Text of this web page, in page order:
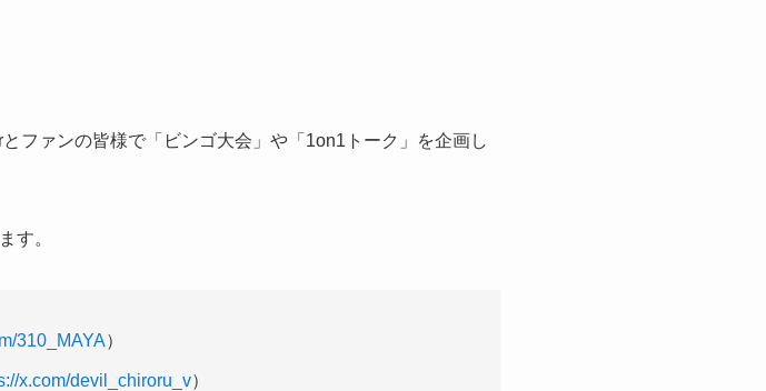
ファンの皆様で「ビンゴ大会」や「1on1トーク」を企画し
す。
310_MAYA）
x.com/devil_chiroru_v）